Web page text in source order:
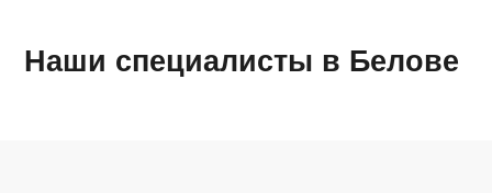
Наши специалисты в Белове